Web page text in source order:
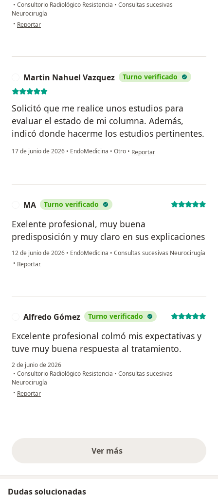
• Consultorio Radiológico Resistencia • Consultas sucesivas
Neurocirugía
• en opinión del usuario Maximiliano
Reportar
Martin Nahuel Vazquez Turno verificado
Solicitó que me realice unos estudios para
evaluar el estado de mi columna. Además,
indicó donde hacerme los estudios pertinentes.
17 de junio de 2026 • EndoMedicina • Otro • en opinión del usuario Martin
Reportar
MA Turno verificado
Exelente profesional, muy buena
predisposición y muy claro en sus explicaciones
12 de junio de 2026 • EndoMedicina • Consultas sucesivas Neurocirugía
• en opinión del usuario MA
Reportar
Alfredo Gómez Turno verificado
Excelente profesional colmó mis expectativas y
tuve muy buena respuesta al tratamiento.
2 de junio de 2026
• Consultorio Radiológico Resistencia • Consultas sucesivas
Neurocirugía
• en opinión del usuario Alfredo Gómez
Reportar
Ver másopiniones anteriores
Dudas solucionadas